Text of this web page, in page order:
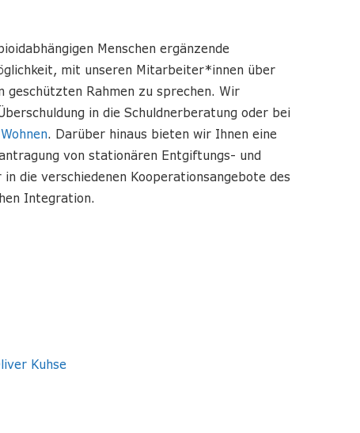
Menschen ergänzende
mit unseren Mitarbeiter*innen über
geschützten Rahmen zu sprechen. Wir
in die Schuldnerberatung oder bei
. Darüber hinaus bieten wir Ihnen eine
von stationären Entgiftungs- und
die verschiedenen Kooperationsangebote des
Integration.
Kuhse